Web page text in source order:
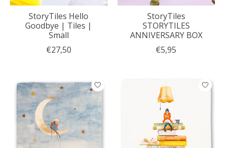
StoryTiles Hello
Goodbye | Tiles |
Small
€27,50
StoryTiles
STORYTILES
ANNIVERSARY BOX
€5,95